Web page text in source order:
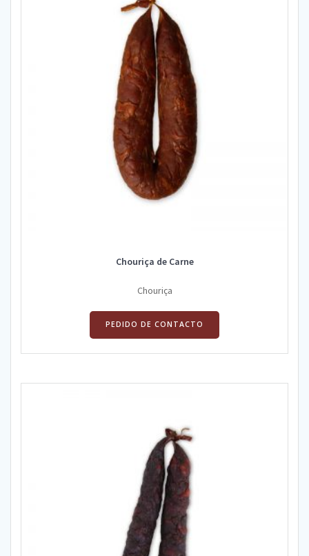
Chouriça de Carne
Chouriça
PEDIDO DE CONTACTO